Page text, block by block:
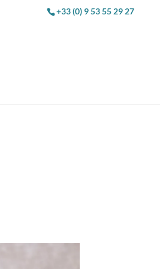
+33 (0) 9 53 55 29 27